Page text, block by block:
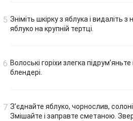
Зніміть шкірку з яблука і видаліть з
яблуко на крупній тертці.
Волоські горіхи злегка підрум’яньте
блендері.
З’єднайте яблуко, чорнослив, солоні
Змішайте і заправте сметаною.